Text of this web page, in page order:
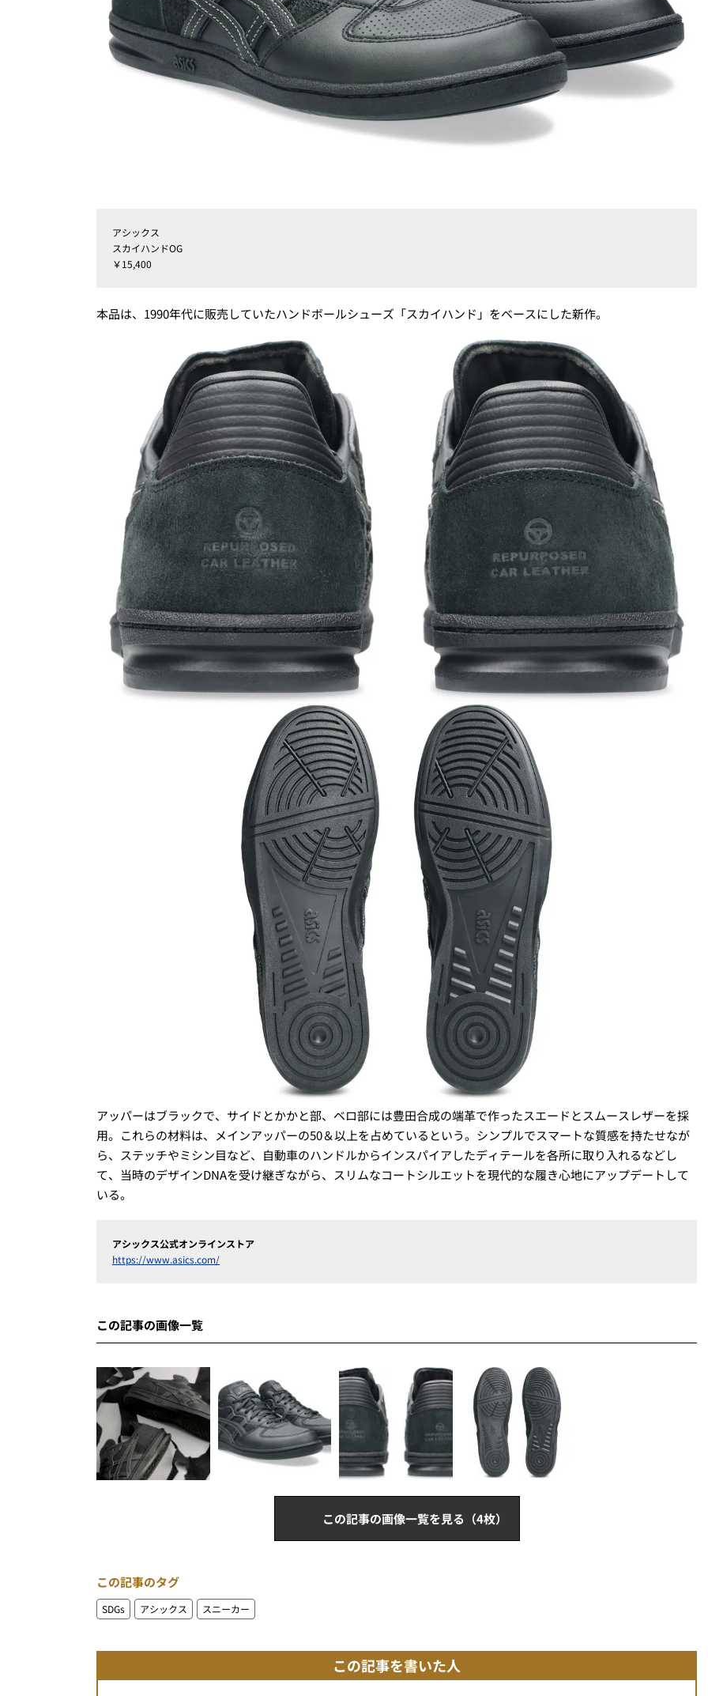
アシックス
スカイハンドOG
￥15,400
本品は、1990年代に販売していたハンドボールシューズ「スカイハンド」をベースにした新作。
アッパーはブラックで、サイドとかかと部、ベロ部には豊田合成の端革で作ったスエードとスムースレザーを採
用。これらの材料は、メインアッパーの50＆以上を占めているという。シンプルでスマートな質感を持たせなが
ら、ステッチやミシン目など、自動車のハンドルからインスパイアしたディテールを各所に取り入れるなどし
て、当時のデザインDNAを受け継ぎながら、スリムなコートシルエットを現代的な履き心地にアップデートして
いる。
アシックス公式オンラインストア
https://www.asics.com/
この記事の画像一覧
この記事の画像一覧を見る（4枚）
この記事のタグ
SDGs アシックス スニーカー
この記事を書いた人